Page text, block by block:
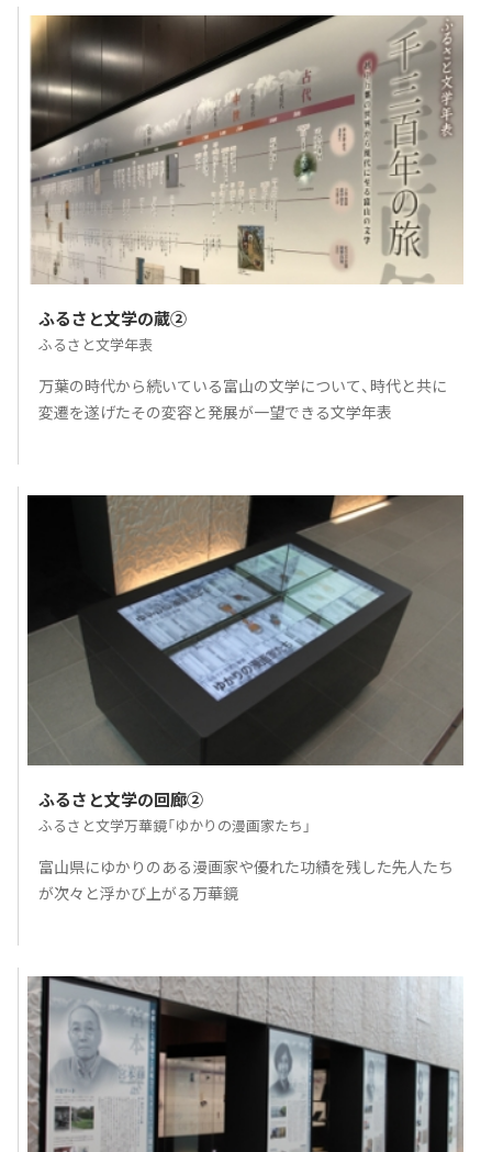
ふるさと文学の蔵②
ふるさと文学年表
万葉の時代から続いている富山の文学について、時代と共に
変遷を遂げたその変容と発展が一望できる文学年表
ふるさと文学の回廊②
ふるさと文学万華鏡「ゆかりの漫画家たち」
富山県にゆかりのある漫画家や優れた功績を残した先人たち
が次々と浮かび上がる万華鏡